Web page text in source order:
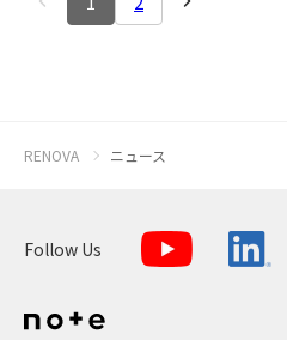
RENOVA ニュース
Follow Us